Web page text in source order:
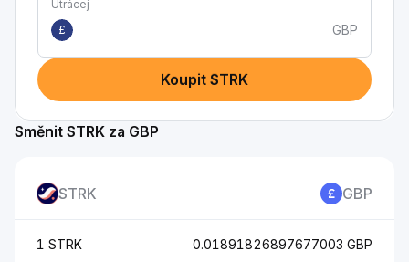
Utrácej
£
GBP
Koupit STRK
Směnit STRK za GBP
STRK GBP
1 STRK 0.01891826897677003 GBP